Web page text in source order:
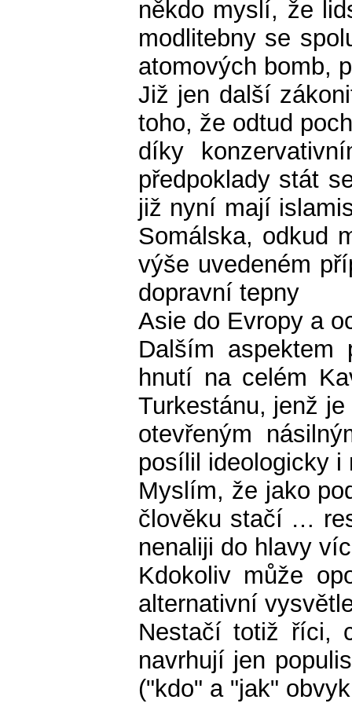
někdo myslí, že
modlitebny se
atomových bomb,
Již jen další
toho, že odtud
díky
předpoklady stát
již nyní mají
Somálska, odkud
výše uvedeném
dopravní tepny
Asie do Evropy a
Dalším aspektem
hnutí na celém
Turkestánu, jenž
otevřeným
posílil ideologicky i
Myslím, že jako
člověku stačí …
nenaliji do hlavy
Kdokoliv může
alternativní
Nestačí totiž říci,
navrhují jen
("kdo" a "jak"